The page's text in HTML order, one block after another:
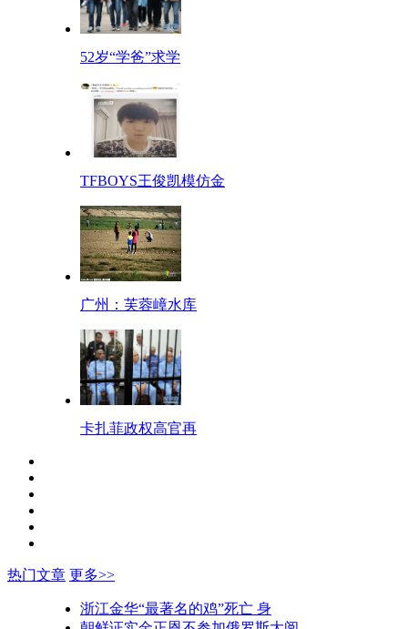
52岁“学爸”求学
TFBOYS王俊凯模仿金
广州：芙蓉嶂水库
卡扎菲政权高官再
热门文章 更多>>
浙江金华“最著名的鸡”死亡 身